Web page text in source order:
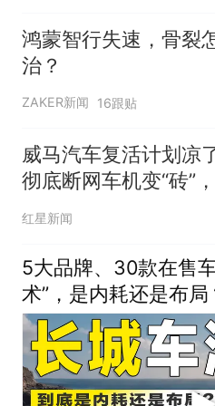
鸿蒙智行失速，骨裂
治？
ZAKER新闻 16跟贴
威马汽车复活计划凉
彻底断网车机变“砖”
菜价甩卖资产，未见
红星新闻
5大品牌、30款在售
术”，是内耗还是布局